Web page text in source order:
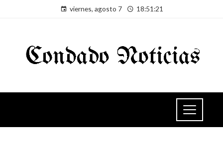
viernes, agosto 7 18:51:22